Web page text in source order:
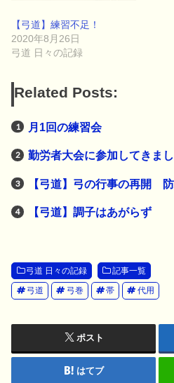
【弓道】練習不足！
2020年8月26日
弓道 日々の記録
Related Posts:
月1回の練習会
勤労者大会に参加してきま
【弓道】弓の行事の再開
【弓道】調子はあがらず
弓道 日々の記録 記事一覧
弓道 弓巻 帯 代用
ポスト
はてブ